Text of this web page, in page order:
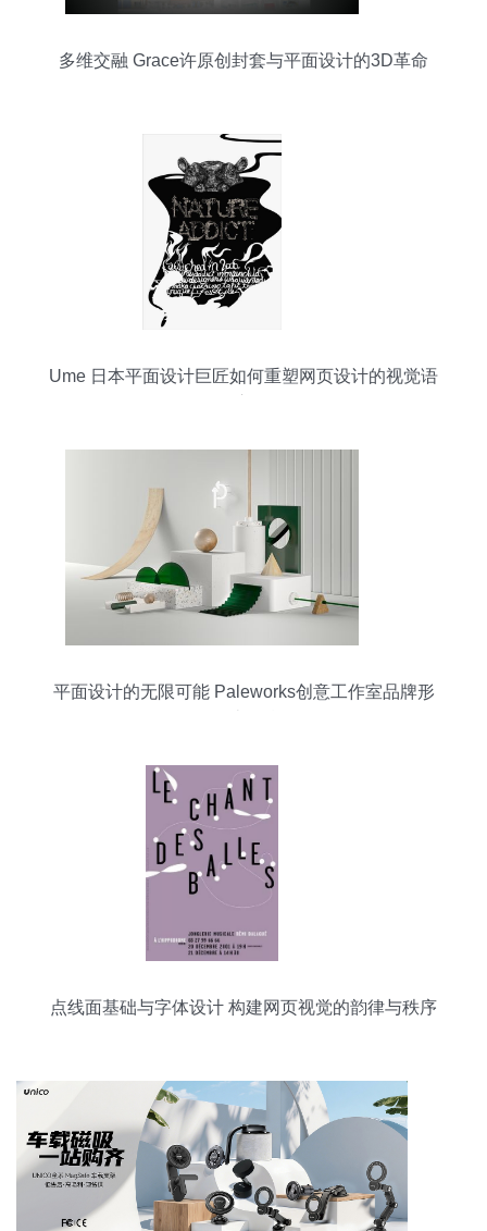
多维交融 Grace许原创封套与平面设计的3D革命
Ume 日本平面设计巨匠如何重塑网页设计的视觉语
平面设计的无限可能 Paleworks创意工作室品牌形
点线面基础与字体设计 构建网页视觉的韵律与秩序